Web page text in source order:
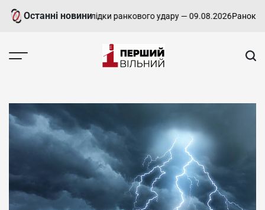
Перейти
Останні новини
ліквідовують наслідки ранкового удару — 09.08.2026Ранок у
-
новини
Харкова
та
області